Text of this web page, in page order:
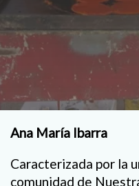
Ana María Ibarra
Caracterizada por la
comunidad de